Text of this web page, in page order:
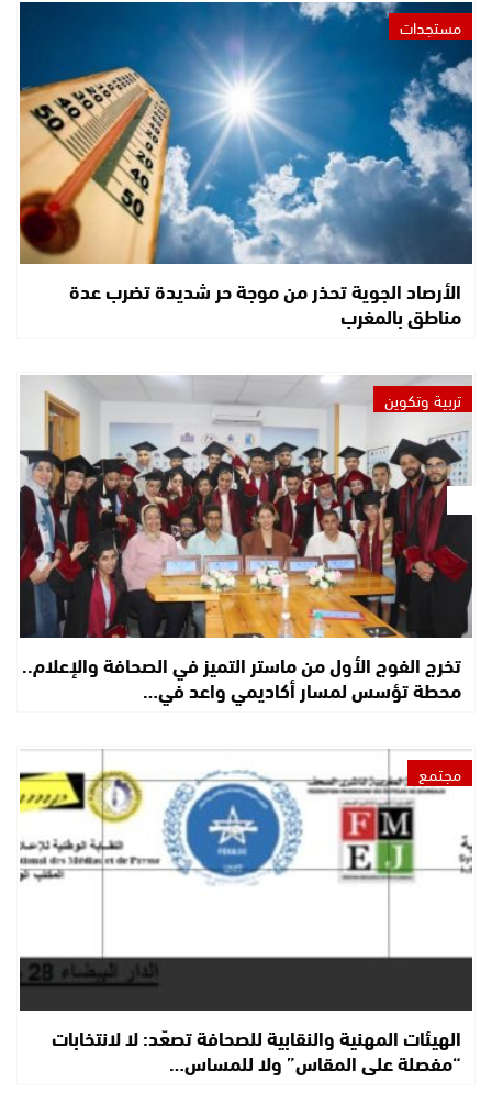
مستجدات
الأرصاد الجوية تحذر من موجة حر شديدة تضرب عدة
مناطق بالمغرب
تربية وتكوين
تخرج الفوج الأول من ماستر التميز في الصحافة والإعلام..
محطة تؤسس لمسار أكاديمي واعد في…
مجتمع
الهيئات المهنية والنقابية للصحافة تصعّد: لا لانتخابات
“مفصلة على المقاس” ولا للمساس…